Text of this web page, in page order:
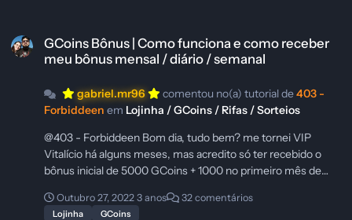
GCoins Bônus | Como funciona e como receber
meu bônus mensal / diário / semanal
gabriel.mr96 comentou no(a) tutorial de403 -
Forbiddeen em Lojinha / GCoins / Rifas / Sorteios
@403 - Forbiddeen Bom dia, tudo bem? me tornei VIP
Vitalício há alguns meses, mas acredito só ter recebido o
bônus inicial de 5000 GCoins + 1000 no primeiro mês de
meses, então não sei o que pode ter acontecido. Você pode
Outubro 27, 2022 3 anos 32 comentários
Lojinha GCoins